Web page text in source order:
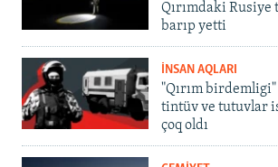
Qırımdaki
barıp yetti
İNSAN AQLARI
"Qırım
tintüv ve tutuvlar
çoq oldı